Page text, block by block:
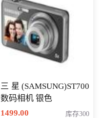
三星(SAMSUNG)ST700
数码相机 银色
1499.00
库存300